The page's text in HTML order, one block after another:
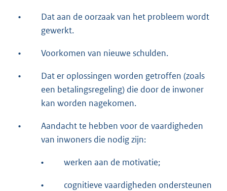
•
Dat aan de oorzaak van het probleem wordt
gewerkt.
• Voorkomen van nieuwe schulden.
•
Dat er oplossingen worden getroffen (zoals
een betalingsregeling) die door de inwoner
kan worden nagekomen.
•
Aandacht te hebben voor de vaardigheden
van inwoners die nodig zijn:
• werken aan de motivatie;
•
cognitieve vaardigheden ondersteunen